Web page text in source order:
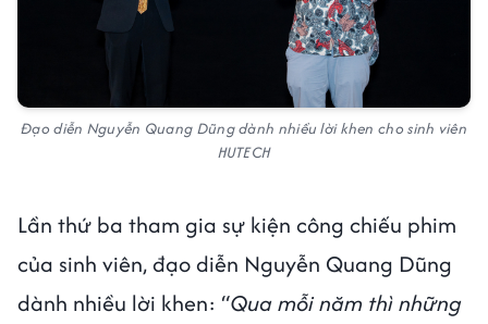
Đạo diễn Nguyễn Quang Dũng dành nhiều lời khen cho sinh viên
HUTECH
Lần thứ ba tham gia sự kiện công chiếu phim
của sinh viên, đạo diễn Nguyễn Quang Dũng
dành nhiều lời khen: “Qua mỗi năm thì những